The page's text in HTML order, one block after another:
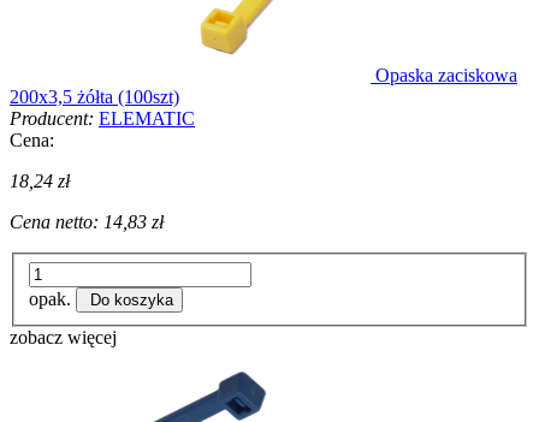
Opaska zaciskowa
200x3,5 żółta (100szt)
Producent: ELEMATIC
Cena:
18,24 zł
Cena netto: 14,83 zł
opak. Do koszyka
zobacz więcej